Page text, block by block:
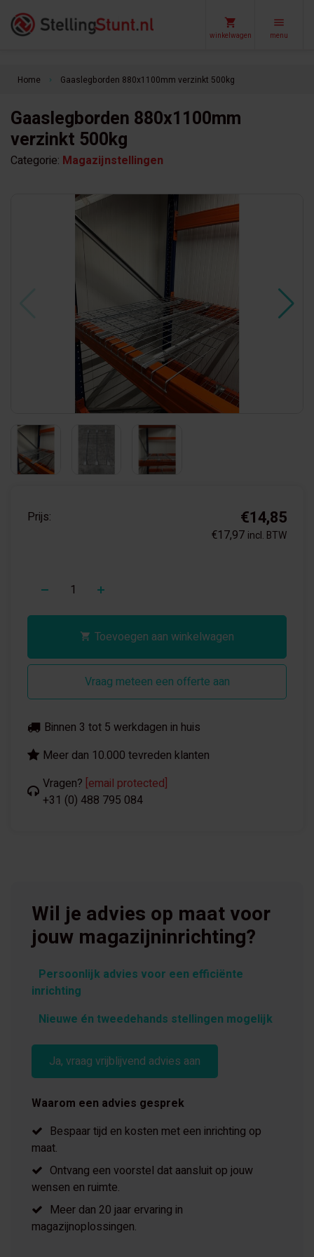
winkelwagen menu
Home keyboard_arrow_right Gaaslegborden 880x1100mm verzinkt 500kg
Gaaslegborden 880x1100mm
verzinkt 500kg
Categorie: Magazijnstellingen
Prijs: €14,85
€17,97 incl. BTW
Toevoegen aan winkelwagen
Vraag meteen een offerte aan
Binnen 3 tot 5 werkdagen in huis
Meer dan 10.000 tevreden klanten
Vragen? [email protected]
+31 (0) 488 795 084
Wil je advies op maat voor
jouw magazijninrichting?
Persoonlijk advies voor een efficiënte
inrichting
Nieuwe én tweedehands stellingen mogelijk
Ja, vraag vrijblijvend advies aan
Waarom een advies gesprek
Bespaar tijd en kosten met een inrichting op
maat.
Ontvang een voorstel dat aansluit op jouw
wensen en ruimte.
Meer dan 20 jaar ervaring in
magazijnoplossingen.